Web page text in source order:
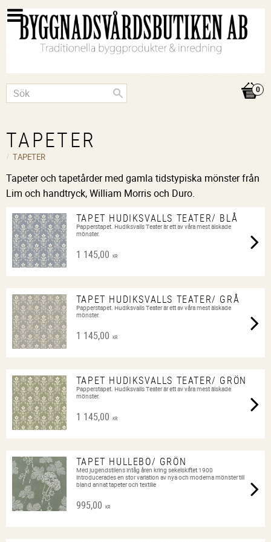
TAPETER
TAPETER
Tapeter och tapetårder med gamla tidstypiska mönster från
Lim och handtryck, William Morris och Duro.
TAPET HUDIKSVALLS TEATER/ BLÅ
Papperstapet. Hudiksvalls Teater är ett av våra mest älskade
mönster.
1 145,00 KR
TAPET HUDIKSVALLS TEATER/ GRÅ
Papperstapet. Hudiksvalls Teater är ett av våra mest älskade
mönster.
1 145,00 KR
TAPET HUDIKSVALLS TEATER/ GRÖN
Papperstapet. Hudiksvalls Teater är ett av våra mest älskade
mönster.
1 145,00 KR
TAPET HULLEBO/ GRÖN
Med jugendstilens intåg åren kring sekelskiftet 1900
introducerades en stor variation av nya och moderna mönster till
bland annat tapeter och textilie
995,00 KR